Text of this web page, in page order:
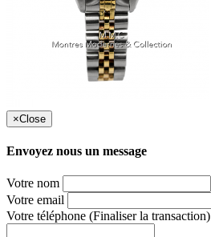
×Close
Envoyez nous un message
Votre nom
Votre email
Votre téléphone (Finaliser la transaction)